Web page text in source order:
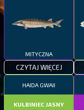
MITYCZNA
CZYTAJ WIĘCEJ
HAIDA GWAII
KULBINIEC JASNY